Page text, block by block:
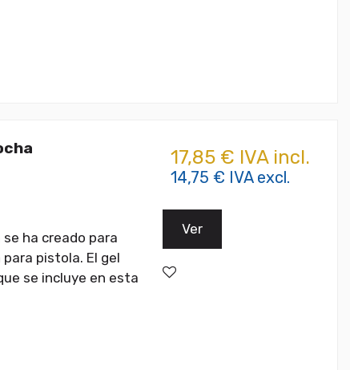
ha creado para
pistola. El gel
se incluye en esta
17,85 € IVA incl.
14,75 € IVA excl.
Ver